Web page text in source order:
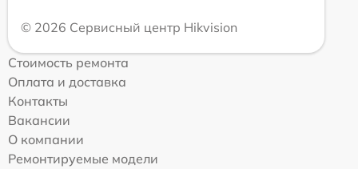
© 2026 Сервисный центр Hikvision
Стоимость ремонта
Оплата и доставка
Контакты
Вакансии
О компании
Ремонтируемые модели